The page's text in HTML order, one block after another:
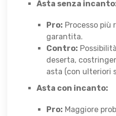
Asta senza
Pro: Processo più
garantita.
Contro:
deserta,
asta (con ulteriori
Asta con incanto:
Pro: Maggiore